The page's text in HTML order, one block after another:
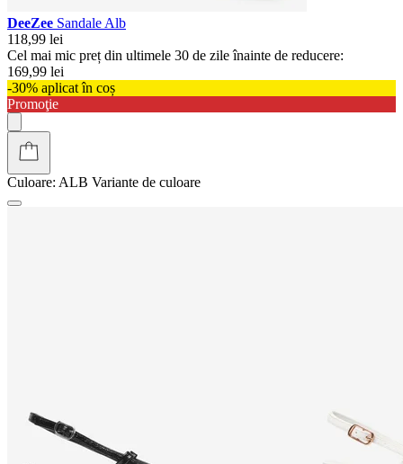
DeeZee Sandale Alb
118,99 lei
Cel mai mic preț din ultimele 30 de zile înainte de reducere:
169,99 lei
-30% aplicat în coș
Promoţie
Culoare: ALB Variante de culoare